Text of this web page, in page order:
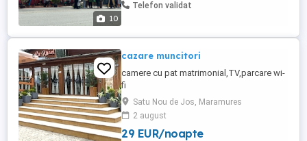
10
Telefon validat
cazare muncitori
camere cu pat matrimonial,TV,parcare wi-
fi
Satu Nou de Jos, Maramures
2 august
29 EUR/noapte